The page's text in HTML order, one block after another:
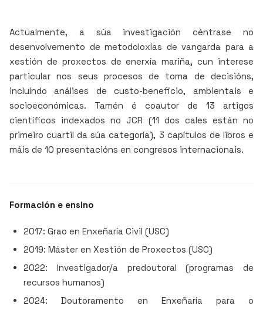
Actualmente, a súa investigación céntrase no
desenvolvemento de metodoloxías de vangarda para a
xestión de proxectos de enerxía mariña, cun interese
particular nos seus procesos de toma de decisións,
incluíndo análises de custo-beneficio, ambientais e
socioeconómicas. Tamén é coautor de 13 artigos
científicos indexados no JCR (11 dos cales están no
primeiro cuartil da súa categoría), 3 capítulos de libros e
máis de 10 presentacións en congresos internacionais.
Formación e ensino
2017: Grao en Enxeñaría Civil (USC)
2019: Máster en Xestión de Proxectos (USC)
2022: Investigador/a predoutoral (programas de
recursos humanos)
2024: Doutoramento en Enxeñaría para o